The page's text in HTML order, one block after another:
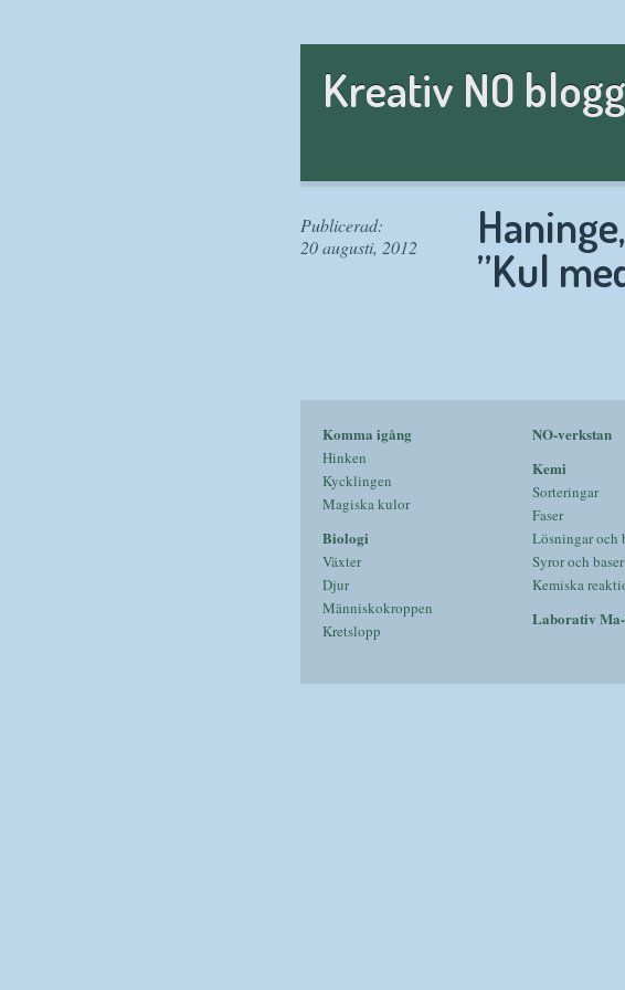
Kreativ NO
Publicerad:
20 augusti, 2012
”Kul
Komma igång
Hinken
Kycklingen
Magiska kulor
Biologi
Växter
Djur
Människokroppen
Kretslopp
NO-verkstan
Kemi
Sorteringar
Faser
Lösningar och
Syror och baser
Kemiska
Laborativ